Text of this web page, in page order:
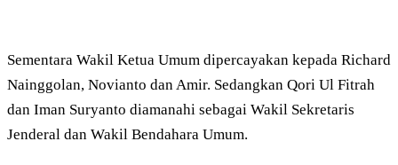
Sementara Wakil Ketua Umum dipercayakan kepada Richard
Nainggolan, Novianto dan Amir. Sedangkan Qori Ul Fitrah
dan Iman Suryanto diamanahi sebagai Wakil Sekretaris
Jenderal dan Wakil Bendahara Umum.